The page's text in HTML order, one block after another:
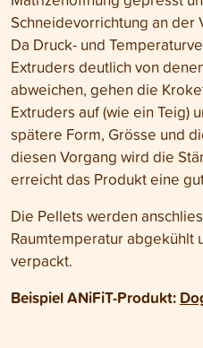
Schneidevorrichtung an
Da Druck- und
Extruders deutlich von
abweichen, gehen die
Extruders auf (wie ein Teig)
spätere Form, Grösse und
diesen Vorgang wird die
erreicht das Produkt eine
Die Pellets werden
Raumtemperatur abgekühlt
verpackt.
Beispiel ANiFiT-Produkt: